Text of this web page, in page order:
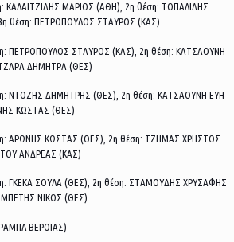
ΚΑΛΑΪΤΖΙΔΗΣ ΜΑΡΙΟΣ (ΑΘΗ), 2η θέση: ΤΟΠΑΛΙΔΗΣ
θέση: ΠΕΤΡΟΠΟΥΛΟΣ ΣΤΑΥΡΟΣ (ΚΑΣ)
ΠΕΤΡΟΠΟΥΛΟΣ ΣΤΑΥΡΟΣ (ΚΑΣ), 2η θέση: ΚΑΤΣΑΟΥΝΗ
ΔΗΜΗΤΡΑ (ΘΕΣ)
ΝΤΟΖΗΣ ΔΗΜΗΤΡΗΣ (ΘΕΣ), 2η θέση: ΚΑΤΣΑΟΥΝΗ ΕΥΗ
ΚΩΣΤΑΣ (ΘΕΣ)
ΑΡΩΝΗΣ ΚΩΣΤΑΣ (ΘΕΣ), 2η θέση: ΤΖΗΜΑΣ ΧΡΗΣΤΟΣ
ΑΝΔΡΕΑΣ (ΚΑΣ)
ΓΚΕΚΑ ΣΟΥΛΑ (ΘΕΣ), 2η θέση: ΣΤΑΜΟΥΔΗΣ ΧΡΥΣΑΦΗΣ
ΝΙΚΟΣ (ΘΕΣ)
ΒΕΡΟΙΑΣ)